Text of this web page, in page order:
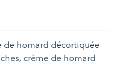
de homard décortiquée
crème de homard